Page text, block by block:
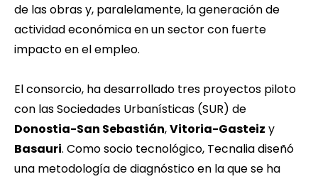
de las obras y, paralelamente, la generación de
actividad económica en un sector con fuerte
impacto en el empleo.
El consorcio, ha desarrollado tres proyectos piloto
con las Sociedades Urbanísticas (SUR) de
Donostia-San Sebastián,Vitoria-Gasteiz y
Basauri. Como socio tecnológico, Tecnaliadiseñó
una metodología de diagnóstico en la que se ha